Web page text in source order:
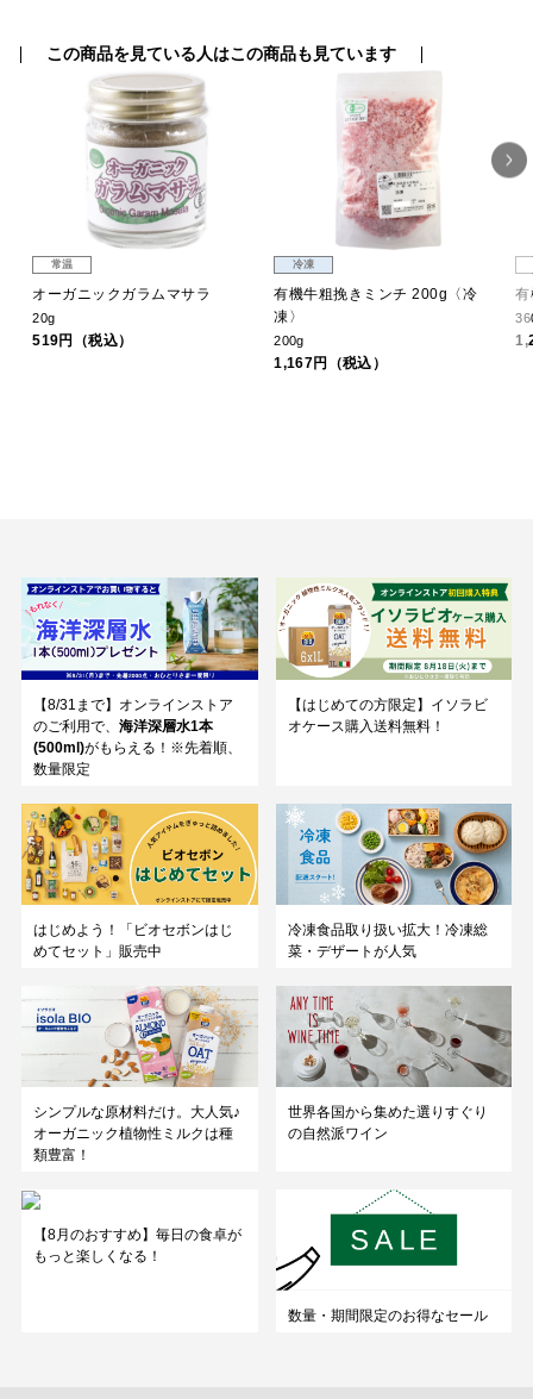
この商品を見ている人はこの商品も見ています
常温
オーガニックガラムマサラ
20g
519円（税込）
冷凍
有機牛粗挽きミンチ 200g〈冷
凍〉
200g
1,167円（税込）
【8/31まで】オンラインストア
のご利用で、 海洋深層水1本
(500ml)がもらえる！※先着順、
数量限定
【はじめての方限定】イソラビ
オケース購入送料無料！
はじめよう！「ビオセボンはじ
めてセット」販売中
冷凍食品取り扱い拡大！冷凍総
菜・デザートが人気
シンプルな原材料だけ。大人気♪
オーガニック植物性ミルクは種
類豊富！
世界各国から集めた選りすぐり
の自然派ワイン
【8月のおすすめ】毎日の食卓が
もっと楽しくなる！
数量・期間限定のお得なセール